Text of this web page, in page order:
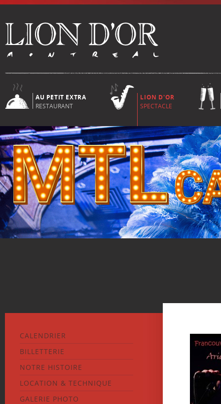
AU PETIT EXTRA
RESTAURANT
LION D'OR
SPECTACLE
CALENDRIER
BILLETTERIE
NOTRE HISTOIRE
LOCATION & TECHNIQUE
GALERIE PHOTO